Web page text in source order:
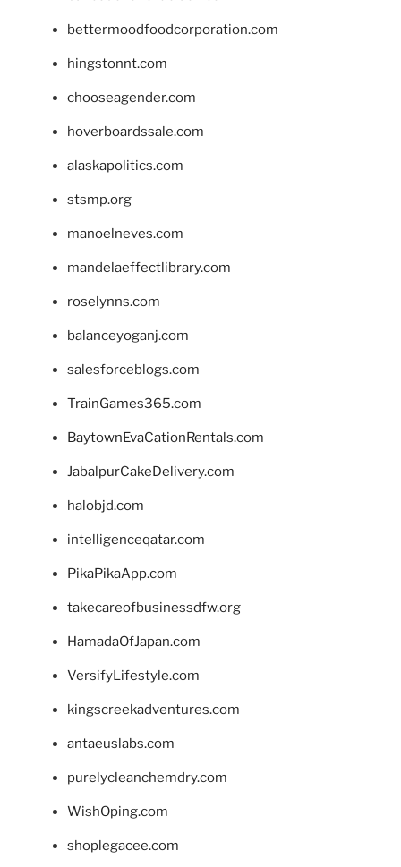
bettermoodfoodcorporation.com
hingstonnt.com
chooseagender.com
hoverboardssale.com
alaskapolitics.com
stsmp.org
manoelneves.com
mandelaeffectlibrary.com
roselynns.com
balanceyoganj.com
salesforceblogs.com
TrainGames365.com
BaytownEvaCationRentals.com
JabalpurCakeDelivery.com
halobjd.com
intelligenceqatar.com
PikaPikaApp.com
takecareofbusinessdfw.org
HamadaOfJapan.com
VersifyLifestyle.com
kingscreekadventures.com
antaeuslabs.com
purelycleanchemdry.com
WishOping.com
shoplegacee.com